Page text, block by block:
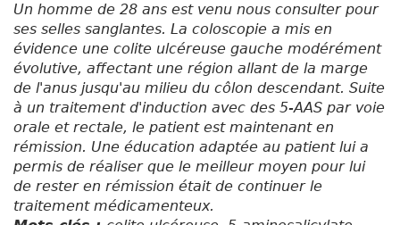
Un homme de 28 ans est venu nous consulter pour
ses selles sanglantes. La coloscopie a mis en
évidence une colite ulcéreuse gauche modérément
évolutive, affectant une région allant de la marge
de l'anus jusqu'au milieu du côlon descendant. Suite
à un traitement d'induction avec des 5-AAS par voie
orale et rectale, le patient est maintenant en
rémission. Une éducation adaptée au patient lui a
permis de réaliser que le meilleur moyen pour lui
de rester en rémission était de continuer le
traitement médicamenteux.